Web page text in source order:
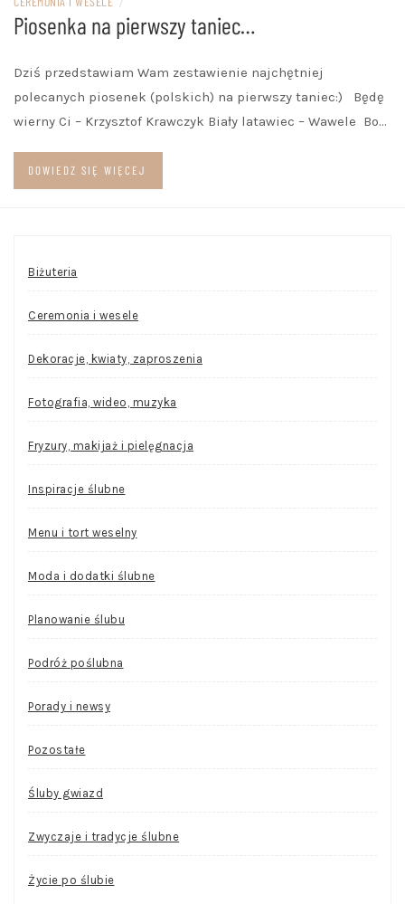
Piosenka na pierwszy taniec…
Dziś przedstawiam Wam zestawienie najchętniej
polecanych piosenek (polskich) na pierwszy taniec:) Będę
wierny Ci – Krzysztof Krawczyk Biały latawiec – Wawele Bo…
DOWIEDZ SIĘ WIĘCEJ
Biżuteria
Ceremonia i wesele
Dekoracje, kwiaty, zaproszenia
Fotografia, wideo, muzyka
Fryzury, makijaż i pielęgnacja
Inspiracje ślubne
Menu i tort weselny
Moda i dodatki ślubne
Planowanie ślubu
Podróż poślubna
Porady i newsy
Pozostałe
Śluby gwiazd
Zwyczaje i tradycje ślubne
Życie po ślubie